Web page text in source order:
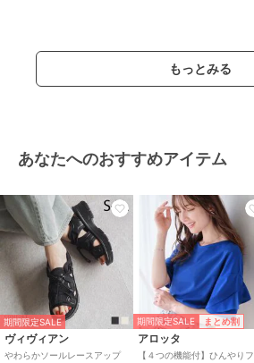
もっとみる
あなたへのおすすめアイテム
期間限定SALE
ヴィヴィアン
やわらかソールレースアップ
期間限定SALE まとめ割
アロッタ
【４つの機能付】ひんやりフ